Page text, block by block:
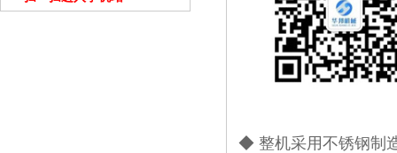
◆ 整机采用不锈钢制